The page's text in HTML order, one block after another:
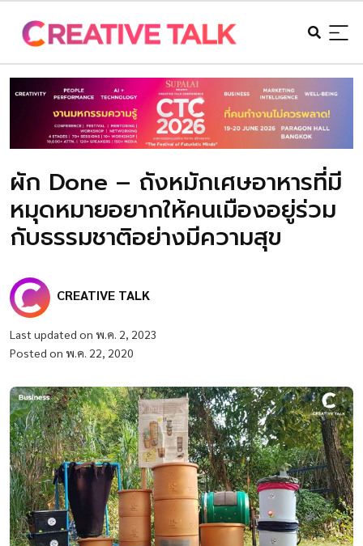
ผัก Done – ถังหมักเศษอาหารที่มี
หมุดหมายอยากให้คนเมืองอยู่ร่วม
กับธรรมชาติอย่างมีความสุข
CREATIVE TALK
Last updated on พ.ค. 2, 2023
Posted on พ.ค. 22, 2020